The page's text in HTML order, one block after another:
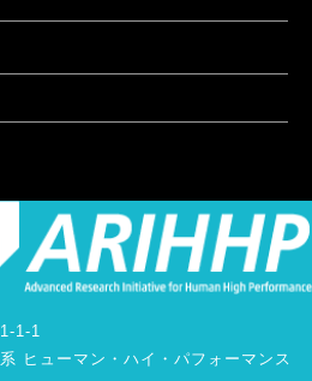
1-1
ヒューマン・ハイ・パフォーマンス